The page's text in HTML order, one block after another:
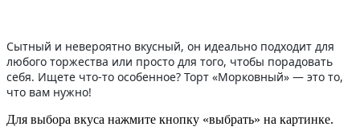
Сытный и невероятно вкусный, он идеально подходит для
любого торжества или просто для того, чтобы порадовать
себя. Ищете что-то особенное? Торт «Морковный» — это то,
что вам нужно!
Для выбора вкуса нажмите кнопку «выбрать» на картинке.